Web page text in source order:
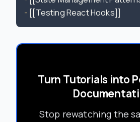
-
Turn Tutorials into
Stop rewatching the